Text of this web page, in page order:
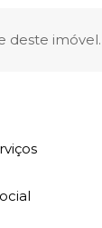
deste imóvel.